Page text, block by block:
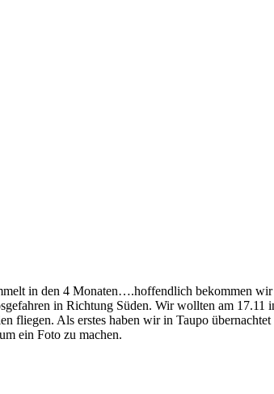
in den 4 Monaten….hoffendlich bekommen
in Richtung Süden. Wir wollten am 17.11
fliegen. Als erstes haben wir in Taupo
ein Foto zu machen.